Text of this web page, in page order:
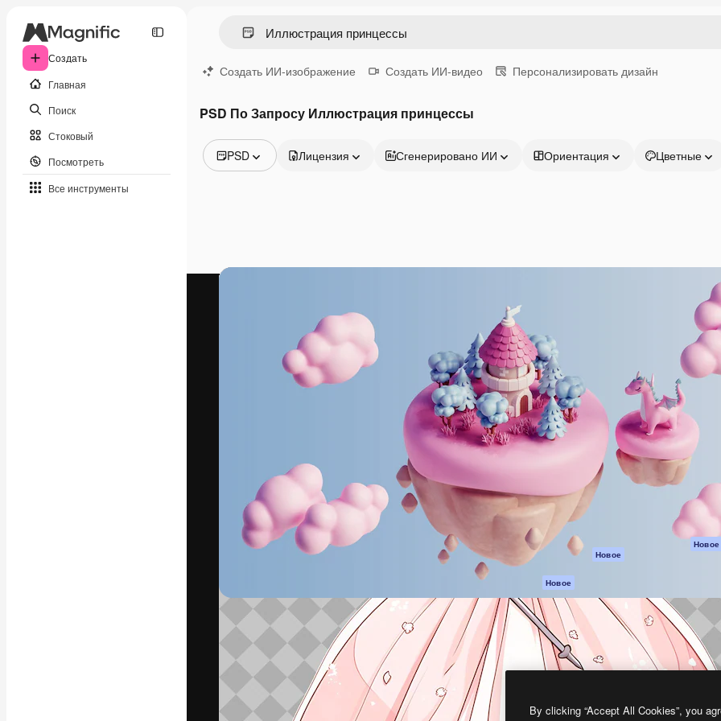
Создать
Главная
Поиск
Стоковый
Посмотреть
Все инструменты
Создать ИИ-изображение Создать ИИ-видео Персонализировать дизайн
PSD По Запросу Иллюстрация принцессы
PSD
Видео
Лицензия Сгенерировано ИИ Ориентация Цветные
Креативная платформа для создания
ваших лучших работ. Более 1 миллиона
подписчиков среди креаторов,
предприятий, агентств и студий.
Продукция
Spaces
ИИ-помощник
Генератор
изображений ИИ
Генератор видео
Генератор голоса
на основе ИИ
Стоковый контент
MCP для
Claude/ChatGPT
Новое
Новое
API
Мобильное
приложение
Все инструменты
Magnific
Academy
Документация по
Пакету ИИ
Служба
поддержки
Условия и
положения
Политика
Оригиналы Новое
Центр доверия
Партнеры
Предприятие
By clicking “Accept All Cookies”, you